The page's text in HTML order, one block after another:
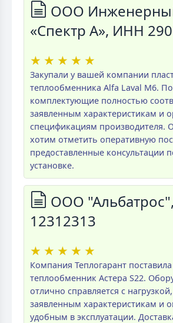
ООО
«Спектр А», ИНН
★ ★ ★ ★ ★
Закупали у вашей компании
теплообменника Alfa Laval M6.
комплектующие полностью
заявленным характеристикам и
спецификациям производителя.
хотим отметить оперативную
предоставленные консультации
установке.
ООО
12312313
★ ★ ★ ★ ★
Компания Теплогарант
теплообменник Астера S22.
отлично справляется с
заявленным характеристикам и
удобным в эксплуатации.